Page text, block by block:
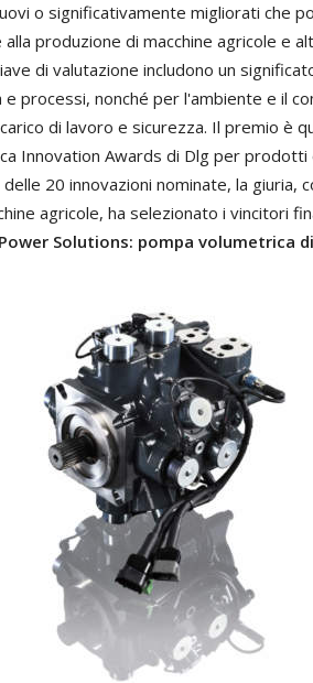
o significativamente migliorati che
alla produzione di macchine agricole e
di valutazione includono un
e processi, nonché per l'ambiente e il
carico di lavoro e sicurezza. Il premio è
Innovation Awards di Dlg per prodotti
delle 20 innovazioni nominate, la giuria,
agricole, ha selezionato i vincitori
Power Solutions: pompa volumetrica